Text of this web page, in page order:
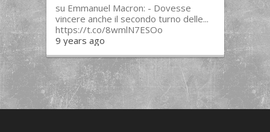
su Emmanuel Macron: - Dovesse
vincere anche il secondo turno delle...
https://t.co/8wmlN7ESOo
9 years ago